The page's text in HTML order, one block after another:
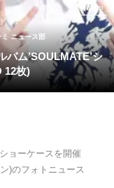
ミ ニュース部
K-POP
12枚)
ョーケースを開催
)のフォトニュース